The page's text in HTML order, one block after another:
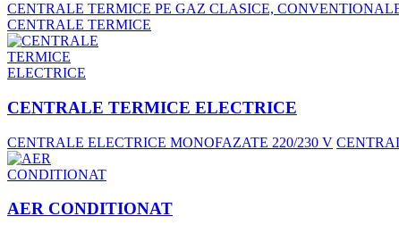
CENTRALE TERMICE PE GAZ CLASICE,
CENTRALE TERMICE
CENTRALE TERMICE ELECTRICE
CENTRALE ELECTRICE MONOFAZATE 220/230 V
AER CONDITIONAT